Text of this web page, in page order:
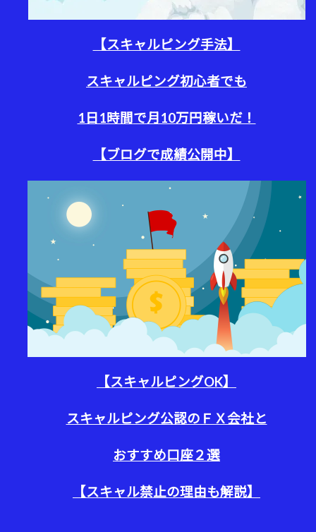
【スキャルピング手法】
スキャルピング初心者でも
1日1時間で月10万円稼いだ！
【ブログで成績公開中】
【スキャルピングOK】
スキャルピング公認のＦＸ会社と
おすすめ口座２選
【スキャル禁止の理由も解説】